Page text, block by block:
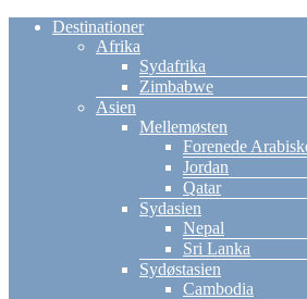
Destinationer
Afrika
Sydafrika
Zimbabwe
Asien
Mellemøsten
Forenede
Jordan
Qatar
Sydasien
Nepal
Sri Lanka
Sydøstasien
Cambodia